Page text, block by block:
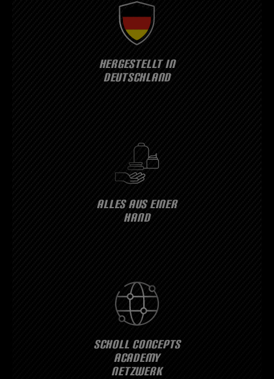
HERGESTELLT IN
DEUTSCHLAND
ALLES AUS EINER
HAND
SCHOLL CONCEPTS
ACADEMY
NETZWERK